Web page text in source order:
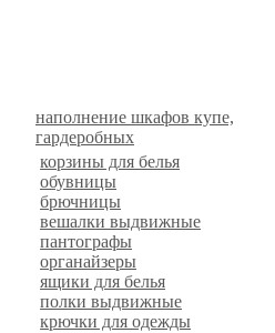
наполнение шкафов купе,
гардеробных
корзины для белья
обувницы
брючницы
вешалки выдвижные
пантографы
органайзеры
ящики для белья
полки выдвижные
крючки для одежды